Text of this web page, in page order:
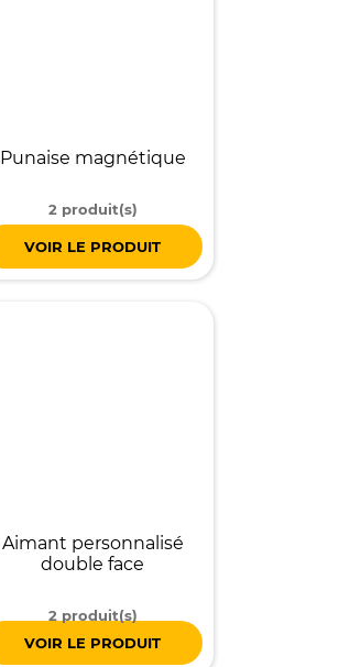
Punaise magnétique
2 produit(s)
VOIR LE PRODUIT
Aimant personnalisé
double face
2 produit(s)
VOIR LE PRODUIT